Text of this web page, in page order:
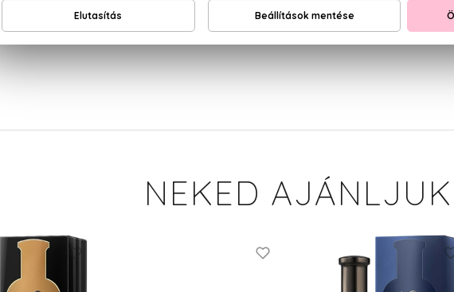
Boss Bottled Zsebparfüm szett - EDT 10 ml + EDP 10 ml +
NEKED AJÁNLJUK